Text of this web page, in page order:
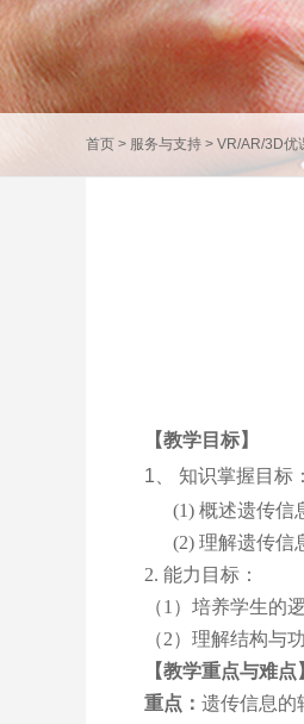
首页 > 服务与支持 > VR/AR/3D优
【教学目标】
1、 知识掌握目标：
(1) 概述遗传信
(2) 理解遗传信
2. 能力目标：
（1）培养学生的
（2）理解结构与
【教学重点与难点
重点： 遗传信息的